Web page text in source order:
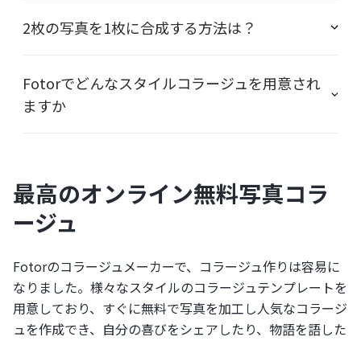
2枚の写真を1枚に合成する方法は？
Fotorでどんなスタイルコラージュを用意され
ますか
最高のオンライン無料写真コラ
ージュ
Fotorのコラージュメーカーで、コラージュ作りは容易に
なりました。様々なスタイルのコラージュテンプレートを
用意しており、すぐに無料で写真を加工し人気なコラージ
ュを作成でき、自分の喜びをシェアしたり、物語を語した